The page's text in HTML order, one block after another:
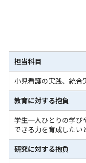
担当科目
小児看護の実践、統合
教育に対する抱負
学生一人ひとりの学び
できる力を育成したい
研究に対する抱負